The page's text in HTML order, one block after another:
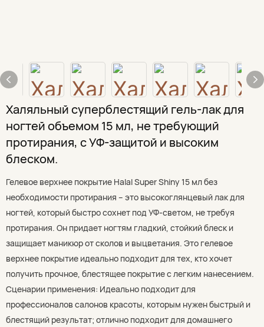
Халяльный суперблестящий гель-лак для
ногтей объемом 15 мл, не требующий
протирания, с УФ-защитой и высоким
блеском.
Гелевое верхнее покрытие Halal Super Shiny 15 мл без
необходимости протирания – это высокоглянцевый лак для
ногтей, который быстро сохнет под УФ-светом, не требуя
протирания. Он придает ногтям гладкий, стойкий блеск и
защищает маникюр от сколов и выцветания. Это гелевое
верхнее покрытие идеально подходит для тех, кто хочет
получить прочное, блестящее покрытие с легким нанесением.
Сценарии применения: Идеально подходит для
профессионалов салонов красоты, которым нужен быстрый и
блестящий результат; отлично подходит для домашнего